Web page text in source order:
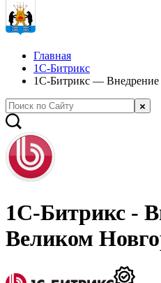
Главная
1С-Битрикс
1С-Битрикс — Внедрение
1С-Битрикс -
Великом